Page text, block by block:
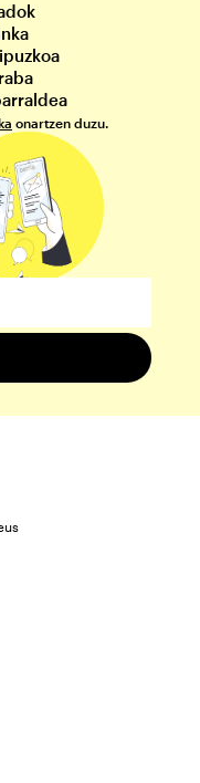
onartzen duzu.